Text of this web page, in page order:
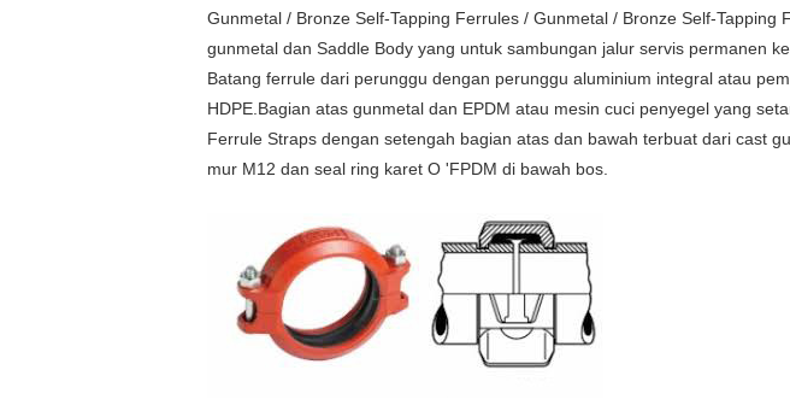
Gunmetal / Bronze Self-Tapping Ferrules / Gunmetal / Bronze Self-
gunmetal dan Saddle Body yang untuk sambungan jalur servis permanen
Batang ferrule dari perunggu dengan perunggu aluminium integral atau
HDPE.Bagian atas gunmetal dan EPDM atau mesin cuci penyegel yang
Ferrule Straps dengan setengah bagian atas dan bawah terbuat dari cast
mur M12 dan seal ring karet O 'FPDM di bawah bos.